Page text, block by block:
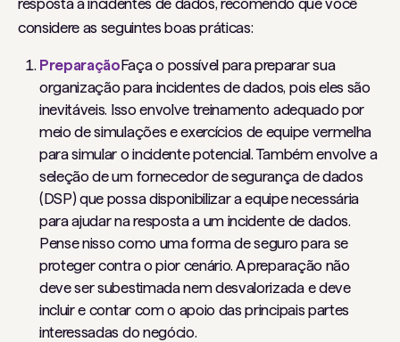
resposta a incidentes de dados, recomendo que você
considere as seguintes boas práticas:
PreparaçãoFaça o possível para preparar sua
organização para incidentes de dados, pois eles são
inevitáveis. Isso envolve treinamento adequado por
meio de simulações e exercícios de equipe vermelha
para simular o incidente potencial. Também envolve a
seleção de um fornecedor de segurança de dados
(DSP) que possa disponibilizar a equipe necessária
para ajudar na resposta a um incidente de dados.
Pense nisso como uma forma de seguro para se
proteger contra o pior cenário. A preparação não
deve ser subestimada nem desvalorizada e deve
incluir e contar com o apoio das principais partes
interessadas do negócio.